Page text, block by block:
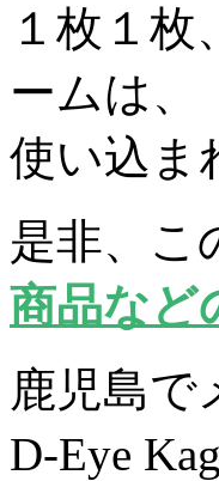
１枚１
ームは、
使い込ま
是非、こ
商品など
鹿児島で
D-Eye